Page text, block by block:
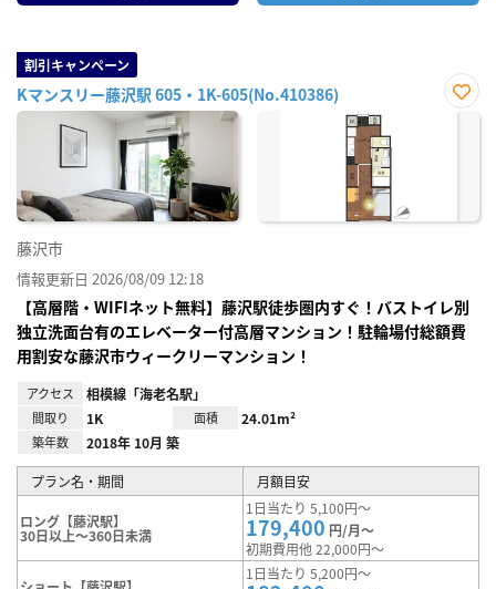
割引キャンペーン
Kマンスリー藤沢駅 605・1K-605(No.410386)
お気
藤沢市
情報更新日 2026/08/09 12:18
【高層階・WIFIネット無料】藤沢駅徒歩圏内すぐ！バストイレ別
独立洗面台有のエレベーター付高層マンション！駐輪場付総額費
用割安な藤沢市ウィークリーマンション！
アクセス 相模線「海老名駅」
間取り 1K 面積 24.01m²
築年数 2018年 10月 築
プラン名・期間 月額目安
ロング【藤沢駅】
30日以上～360日未満
1日当たり 5,100円～
179,400 円/月～
初期費用他 22,000円～
1日当たり 5,200円～